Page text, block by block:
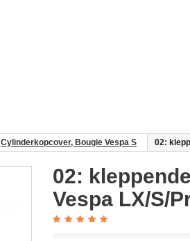
Cylinderkopcover, Bougie Vespa S
02:
02:
Vespa LX/​S/​